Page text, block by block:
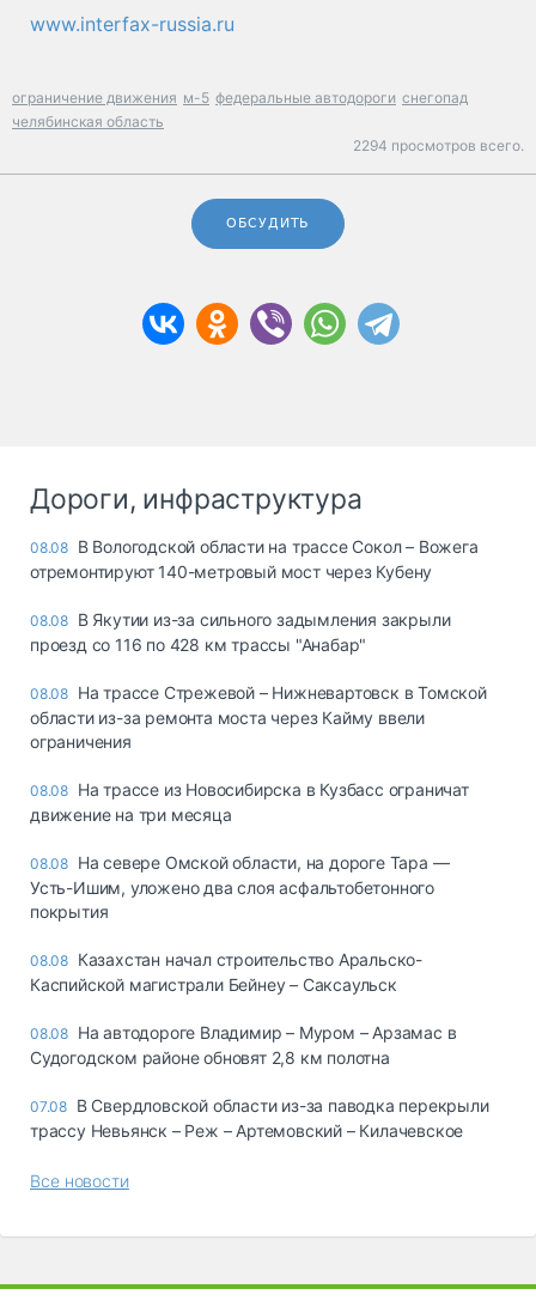
www.interfax-russia.ru
ограничение движения м-5 федеральные автодороги снегопад
челябинская область
2294 просмотров всего.
ОБСУДИТЬ
Дороги, инфраструктура
08.08 В Вологодской области на трассе Сокол – Вожега
отремонтируют 140-метровый мост через Кубену
08.08 В Якутии из-за сильного задымления закрыли
проезд со 116 по 428 км трассы "Анабар"
08.08 На трассе Стрежевой – Нижневартовск в Томской
области из-за ремонта моста через Кайму ввели
ограничения
08.08 На трассе из Новосибирска в Кузбасс ограничат
движение на три месяца
08.08 На севере Омской области, на дороге Тара —
Усть-Ишим, уложено два слоя асфальтобетонного
покрытия
08.08 Казахстан начал строительство Аральско-
Каспийской магистрали Бейнеу – Саксаульск
08.08 На автодороге Владимир – Муром – Арзамас в
Судогодском районе обновят 2,8 км полотна
07.08 В Свердловской области из-за паводка перекрыли
трассу Невьянск – Реж – Артемовский – Килачевское
Все новости